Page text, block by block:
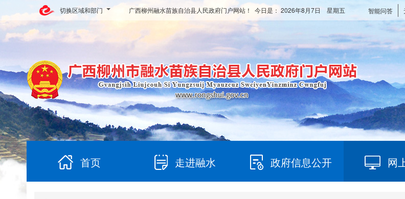
切换区域和部门 智能问答
广西柳州融水苗族自治县人民政府门户网站！ 今日是： 2026年8月7日 星期五
首页 走进融水 政府信息公开 网